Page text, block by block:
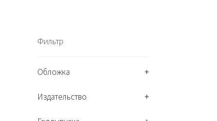
Фильтр
Обложка +
Издательство +